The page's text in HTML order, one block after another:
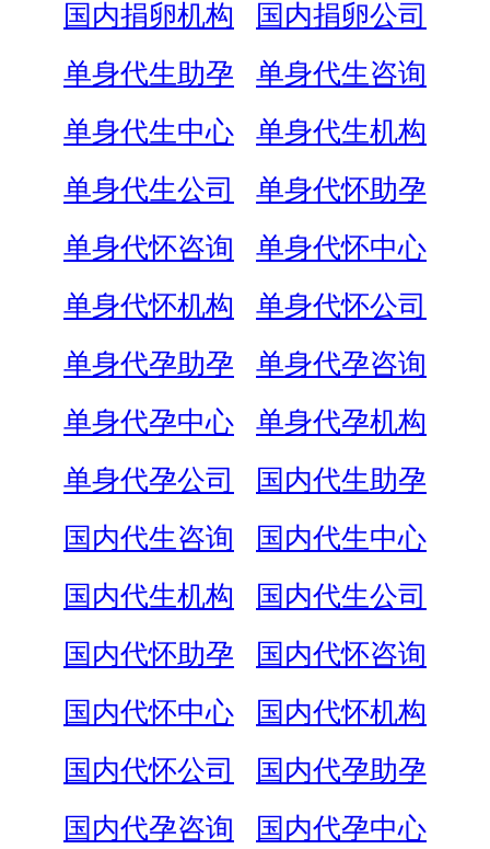
国内捐卵机构
国内捐卵公司
单身代生助孕
单身代生咨询
单身代生中心
单身代生机构
单身代生公司
单身代怀助孕
单身代怀咨询
单身代怀中心
单身代怀机构
单身代怀公司
单身代孕助孕
单身代孕咨询
单身代孕中心
单身代孕机构
单身代孕公司
国内代生助孕
国内代生咨询
国内代生中心
国内代生机构
国内代生公司
国内代怀助孕
国内代怀咨询
国内代怀中心
国内代怀机构
国内代怀公司
国内代孕助孕
国内代孕咨询
国内代孕中心